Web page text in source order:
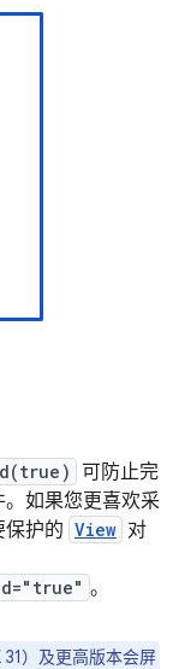
可防止完
如果您更喜欢采
保护的 View 对
。
）及更高版本会屏